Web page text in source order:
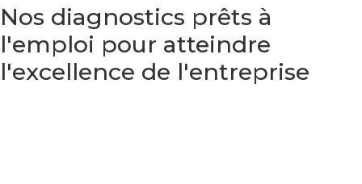
Nos diagnostics prêts à
l'emploi pour atteindre
l'excellence de l'entreprise